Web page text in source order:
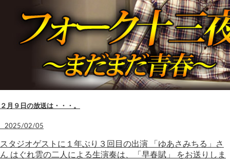
２月９日の放送は・・・。
2025/02/05
スタジオゲストに１年ぶり３回目の出演 「ゆあさみちる」さ
ん はぐれ雲の二人による生演奏は、「早春賦」 をお送りしま